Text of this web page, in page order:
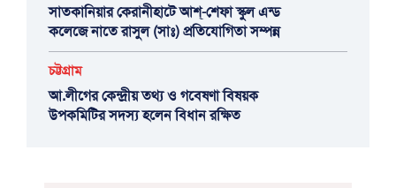
সাতকানিয়ার কেরানীহাটে আশ্-শেফা স্কুল এন্ড
কলেজে নাতে রাসুল (সাঃ) প্রতিযোগিতা সম্পন্ন
চট্টগ্রাম
আ.লীগের কেন্দ্রীয় তথ্য ও গবেষণা বিষয়ক
উপকমিটির সদস্য হলেন বিধান রক্ষিত